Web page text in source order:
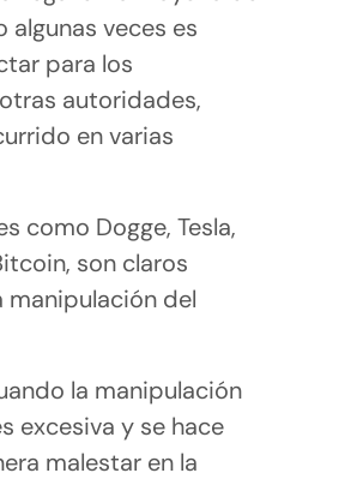
algunas veces es
para los
autoridades,
en varias
como Dogge, Tesla,
son claros
manipulación del
la manipulación
excesiva y se hace
malestar en la